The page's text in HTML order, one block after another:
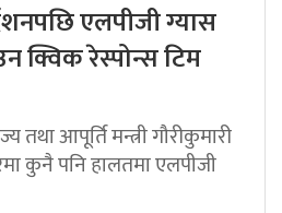
एलपीजी ग्यास
क्विक रेस्पोन्स टिम
तथा आपूर्ति मन्त्री गौरीकुमारी
कुनै पनि हालतमा एलपीजी